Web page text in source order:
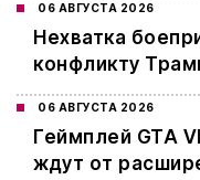
06 АВГУСТА 2026
Нехватка
конфликту
06 АВГУСТА 2026
Геймплей GTA
ждут от